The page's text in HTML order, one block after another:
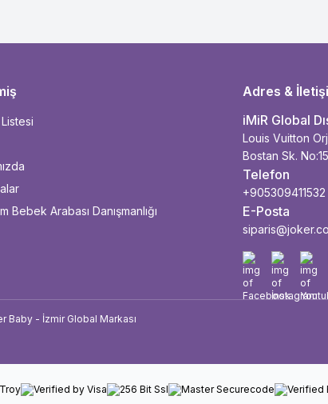
Bebek Arabası Danışmanlığı
Adres &
iMiR Global
Louis Vuitton
Bostan Sk.
Telefon
+905309411532
E-Posta
Facebook